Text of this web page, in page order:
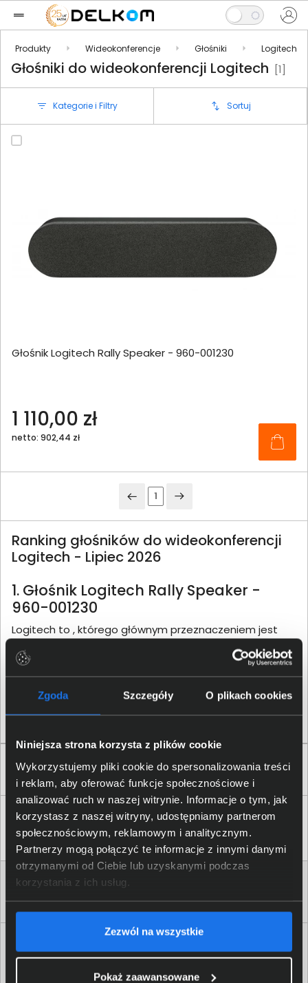
Zgoda Szczegóły O plikach cookies
Niniejsza strona korzysta z plików cookie
Wykorzystujemy pliki cookie do spersonalizowania treści
i reklam, aby oferować funkcje społecznościowe i
analizować ruch w naszej witrynie. Informacje o tym, jak
korzystasz z naszej witryny, udostępniamy partnerom
społecznościowym, reklamowym i analitycznym.
Partnerzy mogą połączyć te informacje z innymi danymi
otrzymanymi od Ciebie lub uzyskanymi podczas
korzystania z ich usług.
Zezwól na wszystkie
Pokaż zaawansowane
Produkty Wideokonferencje Głośniki Logitech
Głośniki do wideokonferencji Logitech [1]
Kategorie i Filtry Sortuj
Głośnik Logitech Rally Speaker - 960-001230
1 110,00 zł
netto: 902,44 zł
1
Ranking głośników do wideokonferencji
Logitech - Lipiec 2026
1. Głośnik Logitech Rally Speaker -
960-001230
Logitech to , którego głównym przeznaczeniem jest
prowadzenie rozmów on-line/telefonicznych. Wśród
dostępnych metod jego podłączenia do komputera
lub telefonu/tabletu znajdują się: . Do jego funkcji
zaliczają się: . Czarny jest kolorem dominującym tego
produktu, a jego waga to około .
Zaufali nam
Newsletter
Nie przegap żadnej promocji!